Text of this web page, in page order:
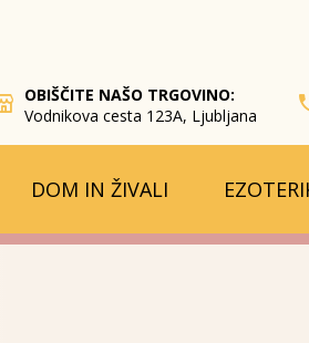
OBIŠČITE NAŠO TRGOVINO:
Vodnikova cesta 123A, Ljubljana
DOM IN ŽIVALI